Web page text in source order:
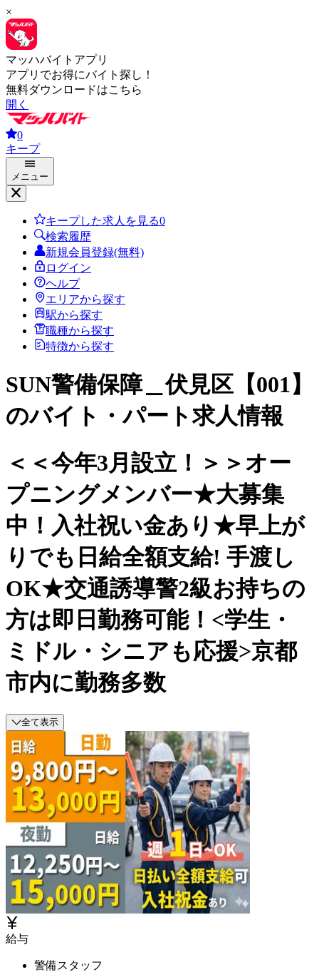
×
マッハバイトアプリ
アプリでお得にバイト探し！
無料ダウンロードはこちら
開く
0
キープ
メニュー
キープした求人を見る0
検索履歴
新規会員登録(無料)
ログイン
ヘルプ
エリアから探す
駅から探す
職種から探す
特徴から探す
SUN警備保障＿伏見区【001】
のバイト・パート求人情報
＜＜今年3月設立！＞＞オー
プニングメンバー★大募集
中！入社祝い金あり★早上が
りでも日給全額支給! 手渡し
OK★交通誘導警2級お持ちの
方は即日勤務可能！<学生・
ミドル・シニアも応援>京都
市内に勤務多数
全て表示
給与
警備スタッフ